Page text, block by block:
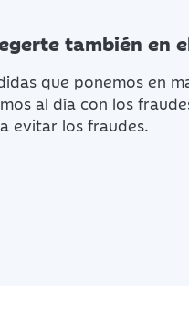
también en
que ponemos en
al día con los
evitar los fraudes.